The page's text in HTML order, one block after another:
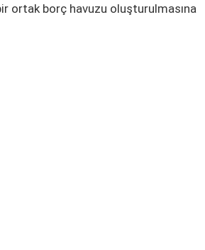
ortak borç havuzu oluşturulmasına